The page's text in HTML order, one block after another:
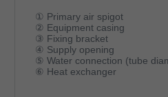
① Primary air spigot
② Equipment casing
③ Fixing bracket
④ Supply opening
⑤ Water connection (tube
⑥ Heat exchanger